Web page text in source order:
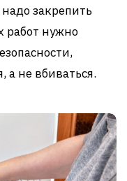
закрепить
работ нужно
не вбиваться.